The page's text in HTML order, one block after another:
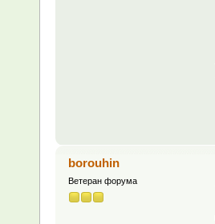
borouhin
Ветеран форума